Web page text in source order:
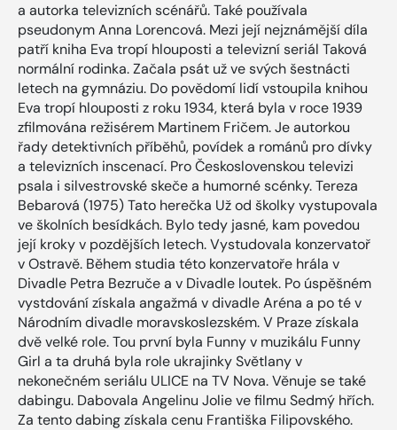
a autorka televizních scénářů. Také používala
pseudonym Anna Lorencová. Mezi její nejznámější díla
patří kniha Eva tropí hlouposti a televizní seriál Taková
normální rodinka. Začala psát už ve svých šestnácti
letech na gymnáziu. Do povědomí lidí vstoupila knihou
Eva tropí hlouposti z roku 1934, která byla v roce 1939
zfilmována režisérem Martinem Fričem. Je autorkou
řady detektivních příběhů, povídek a románů pro dívky
a televizních inscenací. Pro Československou televizi
psala i silvestrovské skeče a humorné scénky. Tereza
Bebarová (1975) Tato herečka Už od školky vystupovala
ve školních besídkách. Bylo tedy jasné, kam povedou
její kroky v pozdějších letech. Vystudovala konzervatoř
v Ostravě. Během studia této konzervatoře hrála v
Divadle Petra Bezruče a v Divadle loutek. Po úspěšném
vystdování získala angažmá v divadle Aréna a po té v
Národním divadle moravskoslezském. V Praze získala
dvě velké role. Tou první byla Funny v muzikálu Funny
Girl a ta druhá byla role ukrajinky Světlany v
nekonečném seriálu ULICE na TV Nova. Věnuje se také
dabingu. Dabovala Angelinu Jolie ve filmu Sedmý hřích.
Za tento dabing získala cenu Františka Filipovského.